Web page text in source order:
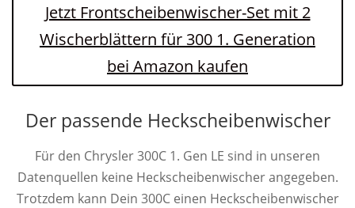
Jetzt Frontscheibenwischer-Set mit 2
Wischerblättern für 300 1. Generation
bei Amazon kaufen
Der passende Heckscheibenwischer
Für den Chrysler 300C 1. Gen LE sind in unseren
Datenquellen keine Heckscheibenwischer angegeben.
Trotzdem kann Dein 300C einen Heckscheibenwischer